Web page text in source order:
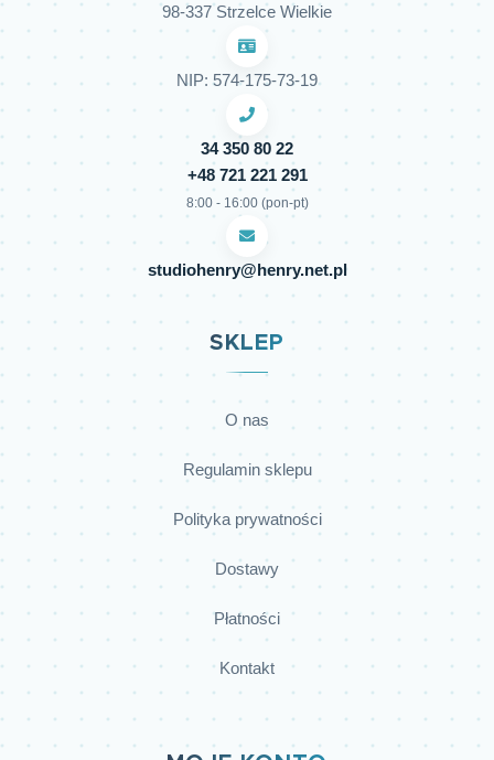
98-337 Strzelce Wielkie
NIP: 574-175-73-19
34 350 80 22
+48 721 221 291
8:00 - 16:00 (pon-pt)
studiohenry@henry.net.pl
SKLEP
O nas
Regulamin sklepu
Polityka prywatności
Dostawy
Płatności
Kontakt